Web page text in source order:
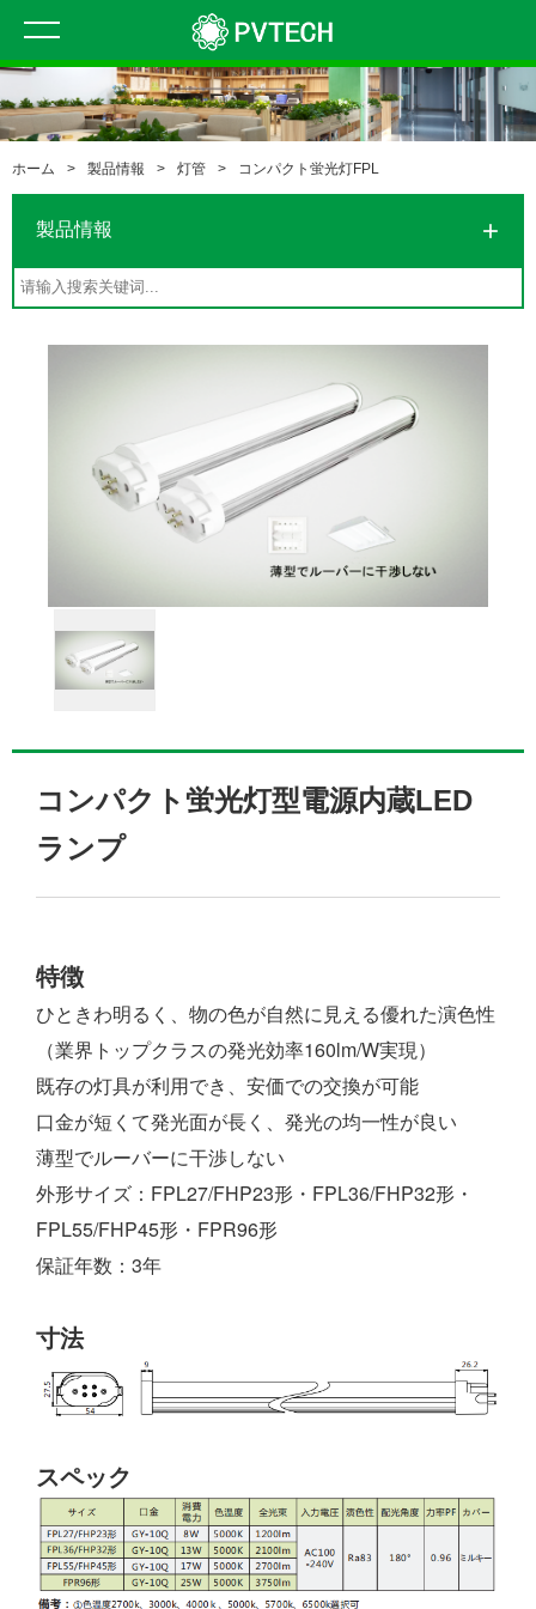
ホーム > 製品情報 > 灯管 > コンパクト蛍光灯FPL
製品情報
コンパクト蛍光灯型電源内蔵LED
ランプ
特徴
ひときわ明るく、物の色が自然に見える優れた演色性
（業界トップクラスの発光効率160lm/W実現）
既存の灯具が利用でき、安価での交換が可能
口金が短くて発光面が長く、発光の均一性が良い
薄型でルーバーに干渉しない
外形サイズ：FPL27/FHP23形・FPL36/FHP32形・
FPL55/FHP45形・FPR96形
保証年数：3年
寸法
スペック